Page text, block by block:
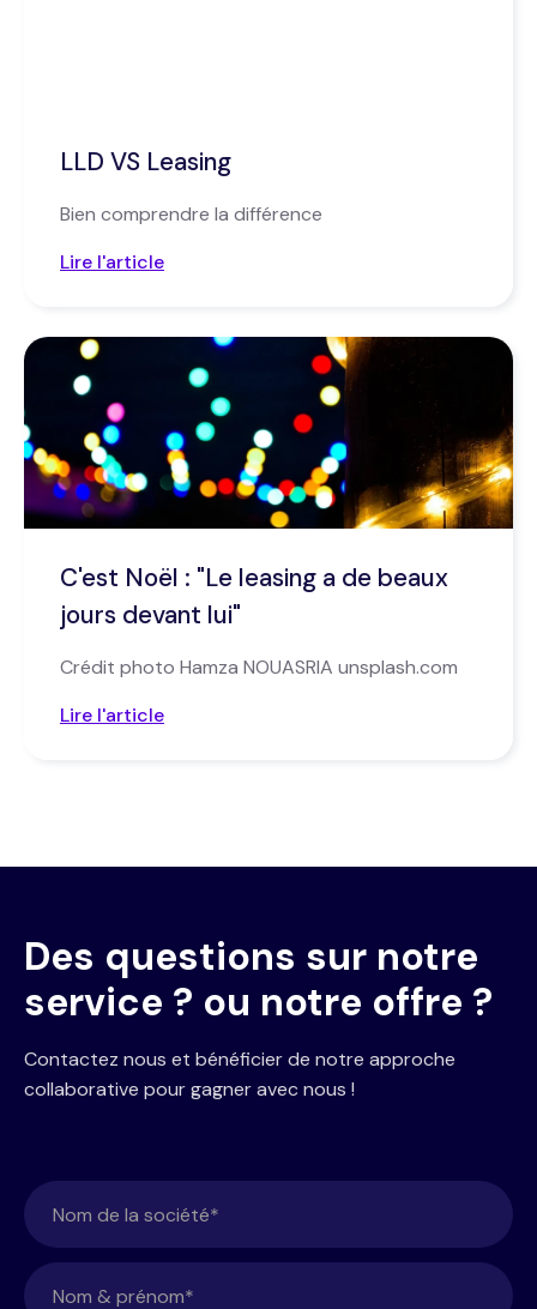
LLD VS Leasing
Bien comprendre la différence
Lire l'article
C'est Noël : "Le leasing a de beaux
jours devant lui"
Crédit photo Hamza NOUASRIA unsplash.com
Lire l'article
Des questions sur notre
service ? ou notre offre ?
Contactez nous et bénéficier de notre approche
collaborative pour gagner avec nous !